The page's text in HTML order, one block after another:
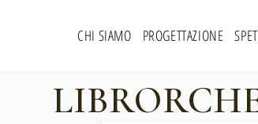
CHI SIAMO PROGETTAZIONE